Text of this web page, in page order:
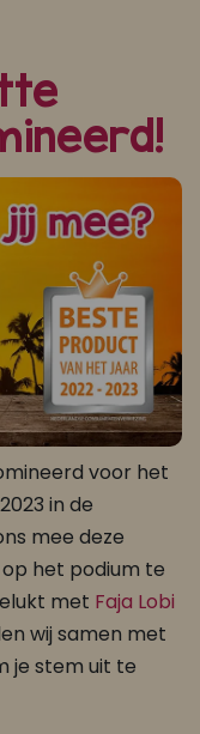
Mijn Kookboek.
voor het
in de
mee deze
het podium te
met Faja Lobi
wij samen met
je stem uit te